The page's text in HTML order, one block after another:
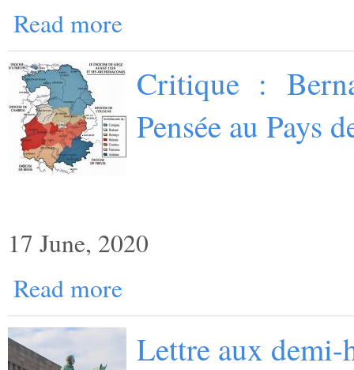
Read more
Critique :
Pensée au Pays
17 June, 2020
Read more
Lettre aux demi-